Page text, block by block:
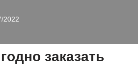
2022
заказать